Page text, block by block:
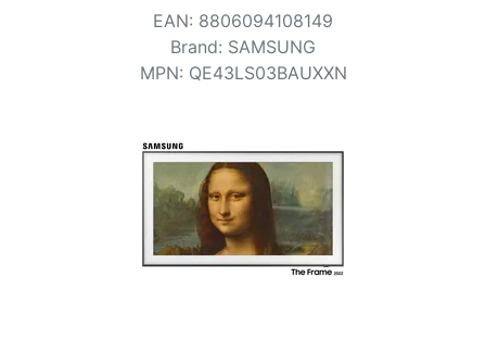
Contactez-nous
EAN: 8806094108149
Brand: SAMSUNG
MPN: QE43LS03BAUXXN